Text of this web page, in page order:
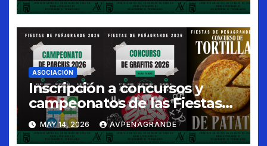
ASOCIACIÓN
Inscripción a concursos y
campeonatos de las Fiestas
de Peñagrande 2026
MAY 14, 2026 AVPENAGRANDE